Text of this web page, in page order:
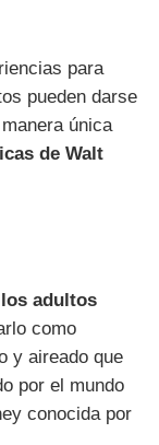
para
pueden darse
única
de Walt
adultos
como
y aireado que
por el mundo
conocida por